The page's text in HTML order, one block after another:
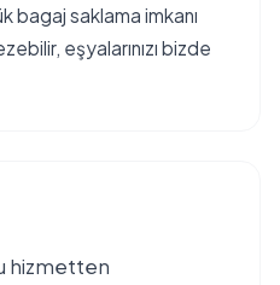
bagaj saklama imkanı
eşyalarınızı bizde
hizmetten